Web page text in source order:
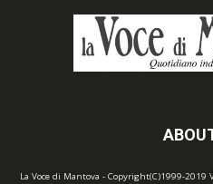
La Voce di Mantova - Copyright(C)1999-2019